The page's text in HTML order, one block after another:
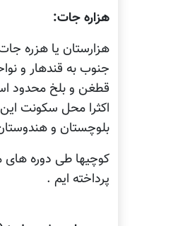
هزاره جات:
هزارستان یا هزره
جنوب به قندهار و
اکثرا محل سکونت
بلوچستان و
کوچیها طی دوره های
پرداخته ایم .